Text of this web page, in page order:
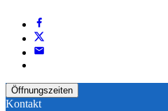
Öffnungszeiten
Kontakt